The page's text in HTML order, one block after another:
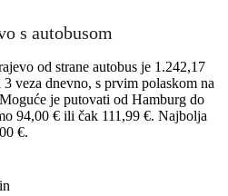
s autobusom
od strane autobus je 1.242,17
veza dnevno, s prvim polaskom na
je putovati od Hamburg do
94,00 € ili čak 111,99 €. Najbolja
€.